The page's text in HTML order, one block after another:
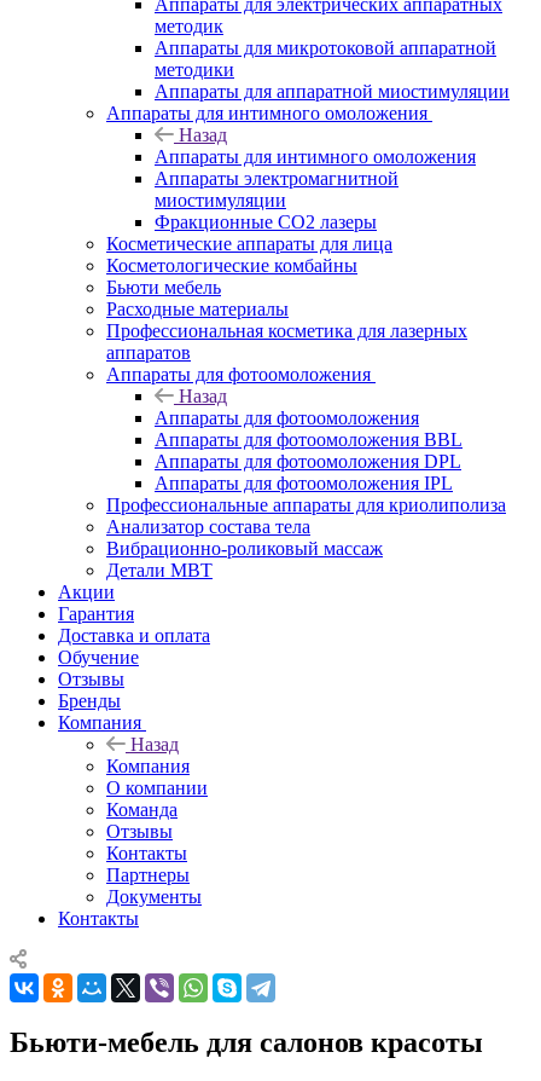
Аппараты для электрических аппаратных
методик
Аппараты для микротоковой аппаратной
методики
Аппараты для аппаратной миостимуляции
Аппараты для интимного омоложения
Назад
Аппараты для интимного омоложения
Аппараты электромагнитной
миостимуляции
Фракционные CO2 лазеры
Косметические аппараты для лица
Косметологические комбайны
Бьюти мебель
Расходные материалы
Профессиональная косметика для лазерных
аппаратов
Аппараты для фотоомоложения
Назад
Аппараты для фотоомоложения
Аппараты для фотоомоложения BBL
Аппараты для фотоомоложения DPL
Аппараты для фотоомоложения IPL
Профессиональные аппараты для криолиполиза
Анализатор состава тела
Вибрационно-роликовый массаж
Детали MBT
Акции
Гарантия
Доставка и оплата
Обучение
Отзывы
Бренды
Компания
Назад
Компания
О компании
Команда
Отзывы
Контакты
Партнеры
Документы
Контакты
Бьюти-мебель для салонов красоты